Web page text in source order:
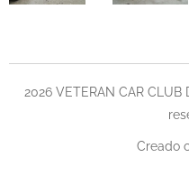
2026 VETERAN CAR
Creado